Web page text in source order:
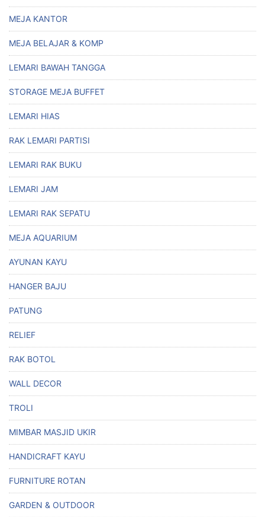
MEJA KANTOR
MEJA BELAJAR & KOMP
LEMARI BAWAH TANGGA
STORAGE MEJA BUFFET
LEMARI HIAS
RAK LEMARI PARTISI
LEMARI RAK BUKU
LEMARI JAM
LEMARI RAK SEPATU
MEJA AQUARIUM
AYUNAN KAYU
HANGER BAJU
PATUNG
RELIEF
RAK BOTOL
WALL DECOR
TROLI
MIMBAR MASJID UKIR
HANDICRAFT KAYU
FURNITURE ROTAN
GARDEN & OUTDOOR